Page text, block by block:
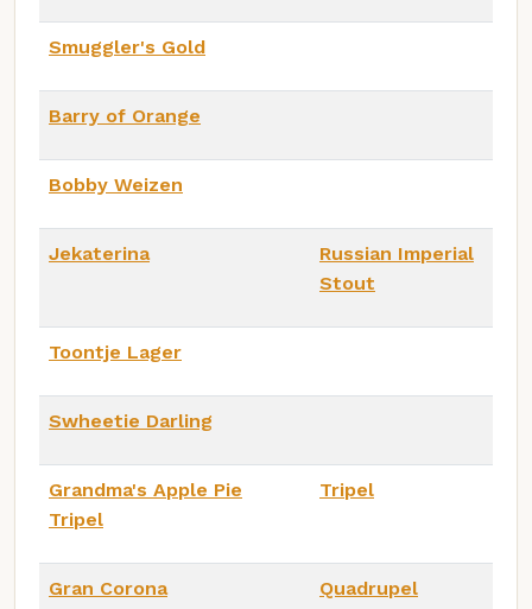
Smuggler's Gold
Barry of Orange
Bobby Weizen
Jekaterina
Russian Imperial
Stout
Toontje Lager
Swheetie Darling
Grandma's Apple Pie
Tripel
Tripel
Gran Corona Quadrupel